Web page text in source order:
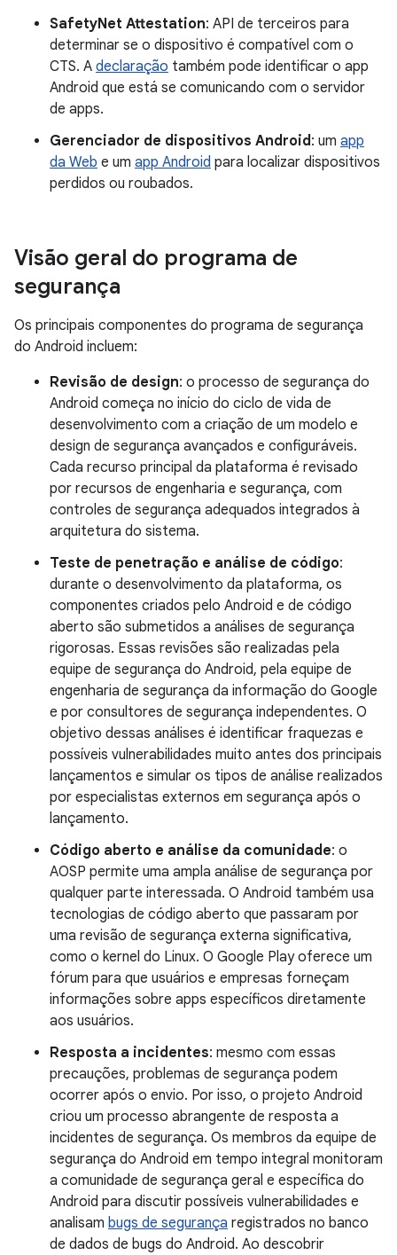
SafetyNet Attestation: API de terceiros para
determinar se o dispositivo é compatível com o
CTS. A declaração também pode identificar o app
Android que está se comunicando com o servidor
de apps.
Gerenciador de dispositivos Android : um app
da Web e um app Android para localizar dispositivos
perdidos ou roubados.
Visão geral do programa de
segurança
Os principais componentes do programa de segurança
do Android incluem:
Revisão de design: o processo de segurança do
Android começa no início do ciclo de vida de
desenvolvimento com a criação de um modelo e
design de segurança avançados e configuráveis.
Cada recurso principal da plataforma é revisado
por recursos de engenharia e segurança, com
controles de segurança adequados integrados à
arquitetura do sistema.
Teste de penetração e análise de código:
durante o desenvolvimento da plataforma, os
componentes criados pelo Android e de código
aberto são submetidos a análises de segurança
rigorosas. Essas revisões são realizadas pela
equipe de segurança do Android, pela equipe de
engenharia de segurança da informação do Google
e por consultores de segurança independentes. O
objetivo dessas análises é identificar fraquezas e
possíveis vulnerabilidades muito antes dos principais
lançamentos e simular os tipos de análise realizados
por especialistas externos em segurança após o
lançamento.
Código aberto e análise da comunidade: o
AOSP permite uma ampla análise de segurança por
qualquer parte interessada. O Android também usa
tecnologias de código aberto que passaram por
uma revisão de segurança externa significativa,
como o kernel do Linux. O Google Play oferece um
fórum para que usuários e empresas forneçam
informações sobre apps específicos diretamente
aos usuários.
Resposta a incidentes: mesmo com essas
precauções, problemas de segurança podem
ocorrer após o envio. Por isso, o projeto Android
criou um processo abrangente de resposta a
incidentes de segurança. Os membros da equipe de
segurança do Android em tempo integral monitoram
a comunidade de segurança geral e específica do
Android para discutir possíveis vulnerabilidades e
analisam bugs de segurança registrados no banco
de dados de bugs do Android. Ao descobrir